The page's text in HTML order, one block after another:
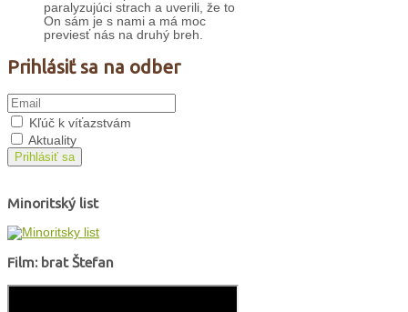
paralyzujúci strach a uverili, že to
On sám je s nami a má moc
previesť nás na druhý breh.
Prihlásiť sa na odber
Kľúč k víťazstvám
Aktuality
Prihlásiť sa
Minoritský list
Film: brat Štefan